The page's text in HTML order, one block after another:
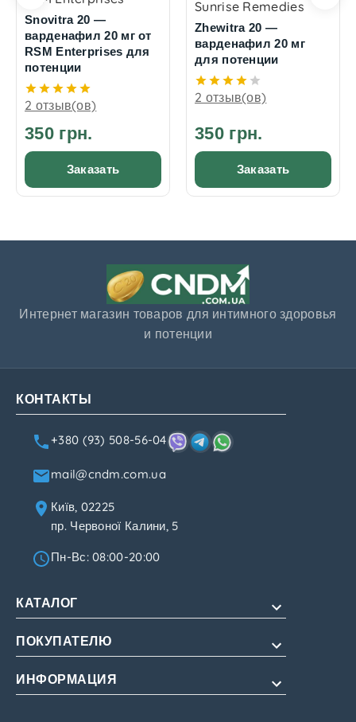
Snovitra 20 —
варденафил 20 мг от
RSM Enterprises для
потенции
2 отзыв(ов)
350 грн.
Заказать
Sunrise Remedies
Zhewitra 20 —
варденафил 20 мг
для потенции
2 отзыв(ов)
350 грн.
Заказать
Интернет магазин товаров для интимного здоровья
и потенции
КОНТАКТЫ
+380 (93) 508-56-04
mail@cndm.com.ua
Київ, 02225
пр. Червоної Калини, 5
Пн-Вс: 08:00-20:00
КАТАЛОГ
Для потенции
Для продления
ПОКУПАТЕЛЮ
О нас
ИНФОРМАЦИЯ